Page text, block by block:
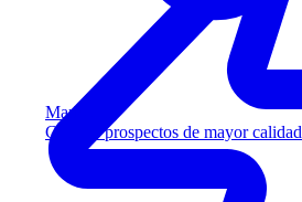
Marketing
Capture prospectos de mayor calidad